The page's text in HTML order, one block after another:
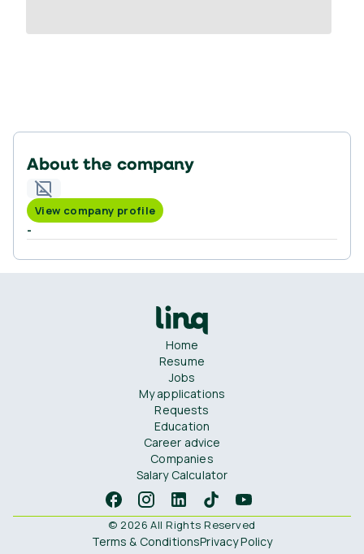
About the company
View company profile
-
Home
Resume
Jobs
My applications
Requests
Education
Career advice
Companies
Salary Calculator
Terms & ConditionsPrivacy Policy
© 2026 All Rights Reserved